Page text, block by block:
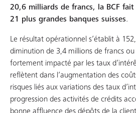
20,6 milliards de francs, la BCF
21 plus grandes banques suisses.
Le résultat opérationnel s’établit à
diminution de 3,4 millions de francs
fortement impacté par les taux
reflètent dans l’augmentation des
risques liés aux variations des taux
progression des activités de crédits